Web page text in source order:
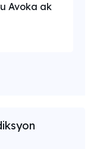
Avoka ak